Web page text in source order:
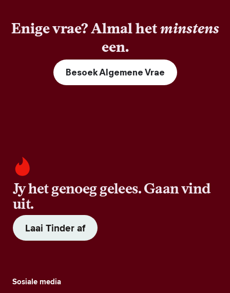
Enige vrae? Almal hetminstens
een.
Besoek Algemene Vrae
Jy het genoeg gelees. Gaan vind
uit.
Laai Tinder af
Sosiale media